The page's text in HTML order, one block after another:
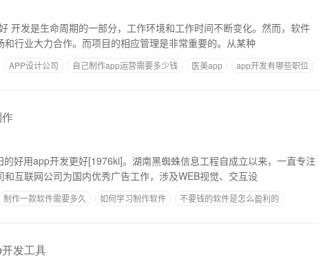
件
行业大力合作。而项目的相应管理是非常重要的。从某种
APP设计公司 自己制作app运营需要多少钱 医美app app开发有哪些职位
作
好用app开发更好[1976ki]。湖南黑蜘蛛信息工程自成立以来，一直专注
互联网公司为国内优秀广告工作，涉及WEB视觉、交互设
制作一款软件需要多久 如何学习制作软件
不要钱的软件是怎么盈利的
发工具